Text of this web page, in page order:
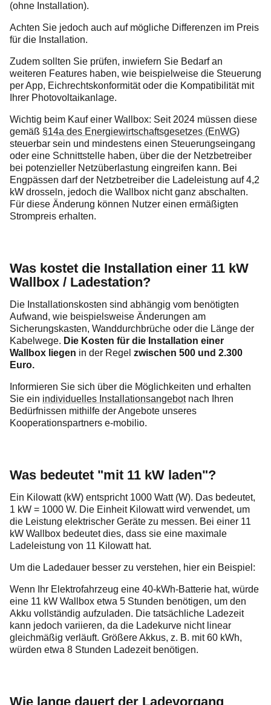
(ohne Installation).
Achten Sie jedoch auch auf mögliche Differenzen im Preis
für die Installation.
Zudem sollten Sie prüfen, inwiefern Sie Bedarf an
weiteren Features haben, wie beispielweise die Steuerung
per App, Eichrechtskonformität oder die Kompatibilität mit
Ihrer Photovoltaikanlage.
Wichtig beim Kauf einer Wallbox: Seit 2024 müssen diese
gemäß §14a des Energiewirtschaftsgesetzes (EnWG)
steuerbar sein und mindestens einen Steuerungseingang
oder eine Schnittstelle haben, über die der Netzbetreiber
bei potenzieller Netzüberlastung eingreifen kann. Bei
Engpässen darf der Netzbetreiber die Ladeleistung auf 4,2
kW drosseln, jedoch die Wallbox nicht ganz abschalten.
Für diese Änderung können Nutzer einen ermäßigten
Strompreis erhalten.
Was kostet die Installation einer 11 kW
Wallbox / Ladestation?
Die Installationskosten sind abhängig vom benötigten
Aufwand, wie beispielsweise Änderungen am
Sicherungskasten, Wanddurchbrüche oder die Länge der
Kabelwege. Die Kosten für die Installation einer
Wallbox liegen in der Regel zwischen 500 und 2.300
Euro.
Informieren Sie sich über die Möglichkeiten und erhalten
Sie ein individuelles Installationsangebotnach Ihren
Bedürfnissen mithilfe der Angebote unseres
Kooperationspartners e-mobilio.
Was bedeutet "mit 11 kW laden"?
Ein Kilowatt (kW) entspricht 1000 Watt (W). Das bedeutet,
1 kW = 1000 W. Die Einheit Kilowatt wird verwendet, um
die Leistung elektrischer Geräte zu messen. Bei einer 11
kW Wallbox bedeutet dies, dass sie eine maximale
Ladeleistung von 11 Kilowatt hat.
Um die Ladedauer besser zu verstehen, hier ein Beispiel:
Wenn Ihr Elektrofahrzeug eine 40-kWh-Batterie hat, würde
eine 11 kW Wallbox etwa 5 Stunden benötigen, um den
Akku vollständig aufzuladen. Die tatsächliche Ladezeit
kann jedoch variieren, da die Ladekurve nicht linear
gleichmäßig verläuft. Größere Akkus, z. B. mit 60 kWh,
würden etwa 8 Stunden Ladezeit benötigen.
Wie lange dauert der Ladevorgang